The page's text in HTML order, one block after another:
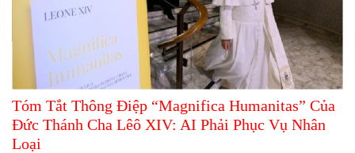
Tóm Tắt Thông Điệp “Magnifica Humanitas” Của
Đức Thánh Cha Lêô XIV: AI Phải Phục Vụ Nhân
Loại